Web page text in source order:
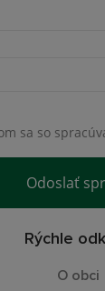
sa so
Odoslať
Rýchle
O obci